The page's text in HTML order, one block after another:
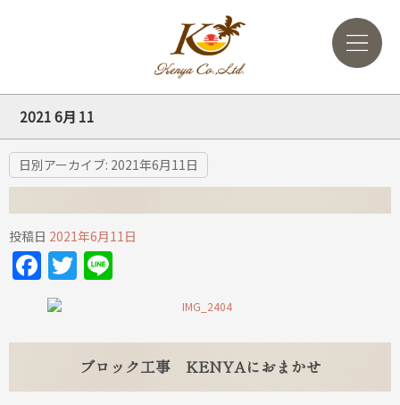
2021 6月 11
日別アーカイブ: 2021年6月11日
投稿日 2021年6月11日
Facebook
Twitter
ブロック工事 KENYAにおまかせ